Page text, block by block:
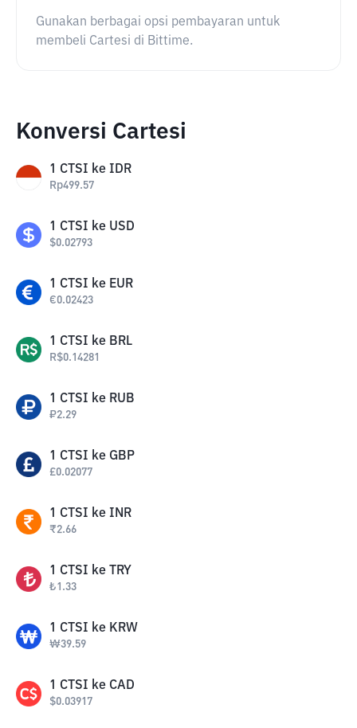
Gunakan berbagai opsi pembayaran untuk
membeli Cartesi di Bittime.
Konversi Cartesi
1 CTSI ke IDR
Rp499.57
1 CTSI ke USD
$0.02793
1 CTSI ke EUR
€0.02423
1 CTSI ke BRL
R$0.14281
1 CTSI ke RUB
₽2.29
1 CTSI ke GBP
£0.02077
1 CTSI ke INR
₹2.66
1 CTSI ke TRY
₺1.33
1 CTSI ke KRW
₩39.59
1 CTSI ke CAD
$0.03917